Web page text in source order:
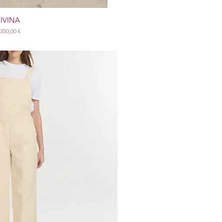
IVINA
Prix
350,00 €